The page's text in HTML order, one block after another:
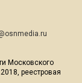
Московского
реестровая